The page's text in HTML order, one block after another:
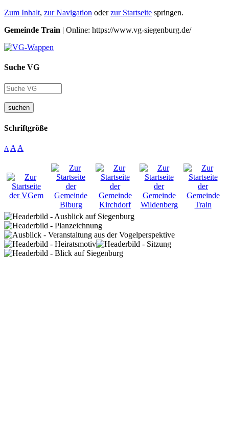
Zum Inhalt, zur Navigation oderzur Startseite springen.
Gemeinde Train | Online: https://www.vg-siegenburg.de/
Suche VG
suchen
Schriftgröße
A A A